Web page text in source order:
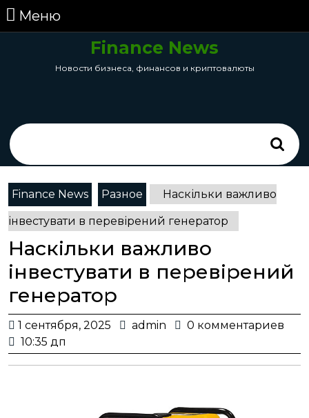
перейти
МенюМеню
Finance News
Новости бизнеса, финансов и криптовалюты
for:
Finance News
Разное Наскільки важливо
інвестувати в перевірений генератор
Наскільки важливо
інвестувати в перевірений
генератор
1 сентября, 2025
2025
admin admin
0 комментариев
10:35 дп